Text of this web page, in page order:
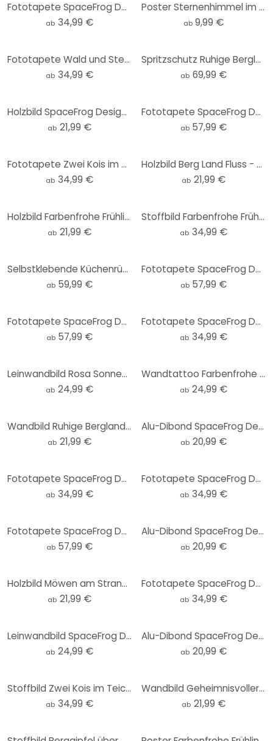
Fototapete SpaceFrog Designs - Verbundenheit - Rund - Selbstklebend/Vlies
ab 34,99 €
Poster Sternenhimmel im Winter - SpaceFrog Designs
ab 9,99 €
Fototapete Wald und Sterne in der Nacht - SpaceFrog Designs - Rund - Selbstklebend/Vlies
ab 34,99 €
Spritzschutz Ruhige Berglandschaft in der Dämmerung - SpaceFrog Designs
ab 69,99 €
Holzbild SpaceFrog Designs - Retro Sommer - Rund
ab 21,99 €
Fototapete SpaceFrog Designs - Lila Wald
ab 57,99 €
Fototapete Zwei Kois im Teich - SpaceFrog Designs - Rund - Selbstklebend/Vlies
ab 34,99 €
Holzbild Berg Land Fluss - SpaceFrog Designs - Rund
ab 21,99 €
Holzbild Farbenfrohe Frühlingswiese - SpaceFrog Designs - Rund
ab 21,99 €
Stoffbild Farbenfrohe Frühlingswiese - SpaceFrog Designs - Panorama
ab 34,99 €
Selbstklebende Küchenrückwand SpaceFrog Designs - Herbstmorgen
ab 59,99 €
Fototapete SpaceFrog Designs - Sommertag
ab 57,99 €
Fototapete SpaceFrog Designs - Herbstmorgen
ab 57,99 €
Fototapete SpaceFrog Designs - Wüstenberge - Rund - Selbstklebend/Vlies
ab 34,99 €
Leinwandbild Rosa Sonnenuntergang über dem Wald - SpaceFrog Designs
ab 24,99 €
Wandtattoo Farbenfrohe Frühlingswiese - SpaceFrog Designs - Rund
ab 24,99 €
Wandbild Ruhige Berglandschaft in der Dämmerung - SpaceFrog Designs - Rund - Alu-Dibond
ab 21,99 €
Alu-Dibond SpaceFrog Designs - Bernsteinfarbene Sonne - Rund
ab 20,99 €
Fototapete SpaceFrog Designs - Rosa Sonne - Rund - Selbstklebend/Vlies
ab 34,99 €
Fototapete SpaceFrog Designs - Goldene Kraniche - Rund - Selbstklebend/Vlies
ab 34,99 €
Fototapete SpaceFrog Designs - Frühlingsmorgen
ab 57,99 €
Alu-Dibond SpaceFrog Designs - Morgenruhe - Rund
ab 20,99 €
Holzbild Möwen am Strand - SpaceFrog Designs - Rund
ab 21,99 €
Fototapete SpaceFrog Designs - In den Bergen - Rund - Selbstklebend/Vlies
ab 34,99 €
Leinwandbild SpaceFrog Designs - Rosa Sonne
ab 24,99 €
Alu-Dibond SpaceFrog Designs - Goldener Oktopus - Rund
ab 20,99 €
Stoffbild Zwei Kois im Teich - SpaceFrog Designs - Panorama
ab 34,99 €
Wandbild Geheimnisvoller Nebel im Wald - SpaceFrog Designs - Rund - Alu-Dibond
ab 21,99 €